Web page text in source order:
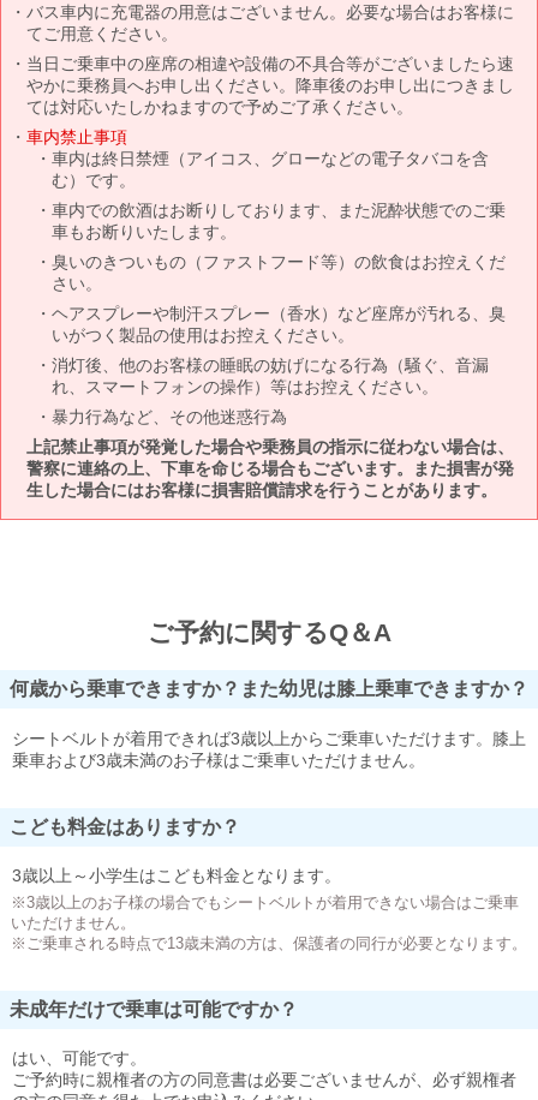
バス車内に充電器の用意はございません。必要な場合はお客様に
てご用意ください。
当日ご乗車中の座席の相違や設備の不具合等がございましたら速
やかに乗務員へお申し出ください。降車後のお申し出につきまし
ては対応いたしかねますので予めご了承ください。
車内禁止事項
車内は終日禁煙（アイコス、グローなどの電子タバコを含
む）です。
車内での飲酒はお断りしております、また泥酔状態でのご乗
車もお断りいたします。
臭いのきついもの（ファストフード等）の飲食はお控えくだ
さい。
ヘアスプレーや制汗スプレー（香水）など座席が汚れる、臭
いがつく製品の使用はお控えください。
消灯後、他のお客様の睡眠の妨げになる行為（騒ぐ、音漏
れ、スマートフォンの操作）等はお控えください。
暴力行為など、その他迷惑行為
上記禁止事項が発覚した場合や乗務員の指示に従わない場合は、
警察に連絡の上、下車を命じる場合もございます。また損害が発
生した場合にはお客様に損害賠償請求を行うことがあります。
ご予約に関するQ＆A
何歳から乗車できますか？また幼児は膝上乗車できますか？
シートベルトが着用できれば3歳以上からご乗車いただけます。膝上
乗車および3歳未満のお子様はご乗車いただけません。
こども料金はありますか？
3歳以上～小学生はこども料金となります。
※3歳以上のお子様の場合でもシートベルトが着用できない場合はご乗車
いただけません。
※ご乗車される時点で13歳未満の方は、保護者の同行が必要となります。
未成年だけで乗車は可能ですか？
はい、可能です。
ご予約時に親権者の方の同意書は必要ございませんが、必ず親権者